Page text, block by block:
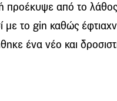
προέκυψε από το
με το gin καθώς
ένα νέο και